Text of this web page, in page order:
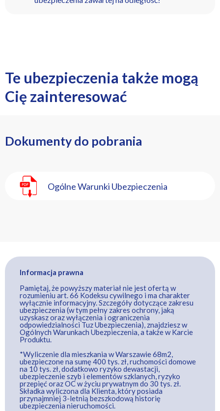
Te ubezpieczenia także mogą
Cię zainteresować
Dokumenty do pobrania
Ogólne Warunki Ubezpieczenia
Informacja prawna
Pamiętaj, że powyższy materiał nie jest ofertą w
rozumieniu art. 66 Kodeksu cywilnego i ma charakter
wyłącznie informacyjny. Szczegóły dotyczące zakresu
ubezpieczenia (w tym pełny zakres ochrony, jaką
uzyskasz oraz wyłączenia i ograniczenia
odpowiedzialności Tuz Ubezpieczenia), znajdziesz w
Ogólnych Warunkach Ubezpieczenia, a także w Karcie
Produktu.
*Wyliczenie dla mieszkania w Warszawie 68m2,
ubezpieczone na sumę 400 tys. zł, ruchomości domowe
na 10 tys. zł, dodatkowo ryzyko dewastacji,
ubezpieczenie szyb i elementów szklanych, ryzyko
przepięć oraz OC w życiu prywatnym do 30 tys. zł.
Składka wyliczona dla Klienta, który posiada
przynajmniej 3-letnią bezszkodową historię
ubezpieczenia nieruchomości.